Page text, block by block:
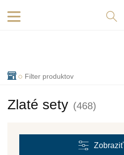
Filter produktov
Zlaté sety (468)
Zobraziť